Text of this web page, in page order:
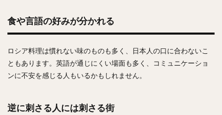
食や言語の好みが分かれる
ロシア料理は慣れない味のものも多く、日本人の口に合わないこ
ともあります。英語が通じにくい場面も多く、コミュニケーショ
ンに不安を感じる人もいるかもしれません。
逆に刺さる人には刺さる街